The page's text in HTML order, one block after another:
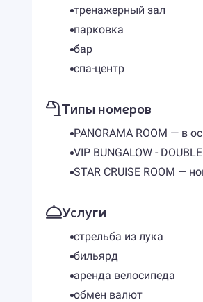
тренажерный зал
парковка
бар
спа-центр
Типы номеров
PANORAMA ROOM — в
VIP BUNGALOW -
STAR CRUISE ROOM —
Услуги
стрельба из лука
бильярд
аренда велосипеда
обмен валют